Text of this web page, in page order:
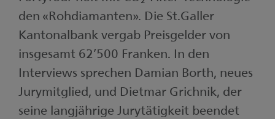
den «Rohdiamanten». Die St.Galler
Kantonalbank vergab Preisgelder von
insgesamt 62’500 Franken. In den
Interviews sprechen Damian Borth, neues
Jurymitglied, und Dietmar Grichnik, der
seine langjährige Jurytätigkeit beendet